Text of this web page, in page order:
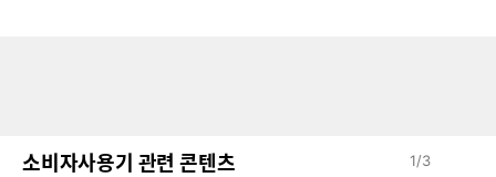
소비자사용기 관련 콘텐츠 1/3